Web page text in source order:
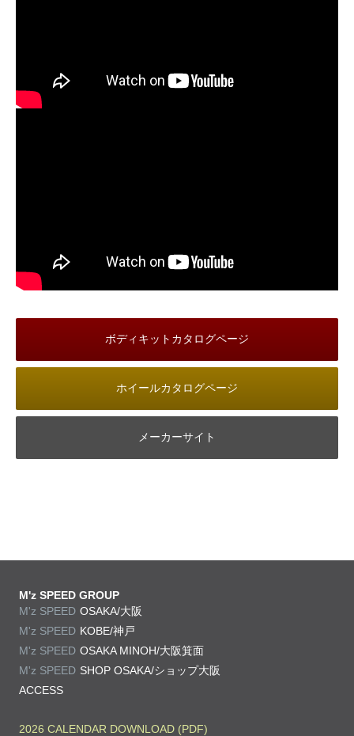
ボディキットカタログページ
ホイールカタログページ
メーカーサイト
M'z SPEED GROUP
M'z SPEED OSAKA/大阪
M'z SPEED KOBE/神戸
M'z SPEED OSAKA MINOH/大阪箕面
M'z SPEED SHOP OSAKA/ショップ大阪
ACCESS
2026 CALENDAR DOWNLOAD (PDF)